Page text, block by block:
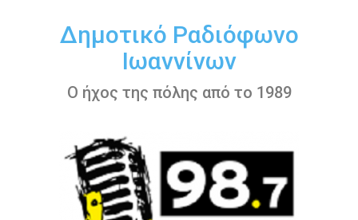
περιεχόμενοΔημοτικό Ραδιόφωνο
Ιωαννίνων
Ο ήχος της πόλης από το 1989